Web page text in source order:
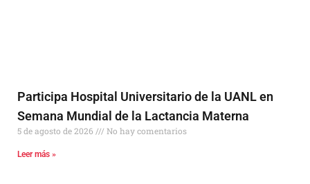
Participa Hospital Universitario de la UANL en
Semana Mundial de la Lactancia Materna
5 de agosto de 2026 No hay comentarios
Leer más »